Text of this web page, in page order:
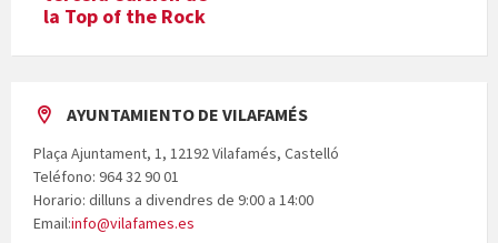
la Top of the Rock
AYUNTAMIENTO DE VILAFAMÉS
Plaça Ajuntament, 1, 12192 Vilafamés, Castelló
Teléfono: 964 32 90 01
Horario: dilluns a divendres de 9:00 a 14:00
Email:info@vilafames.es